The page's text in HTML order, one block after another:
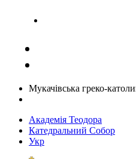
Мукачівська греко-
Академія Теодора
Катедральний Собор
Укр